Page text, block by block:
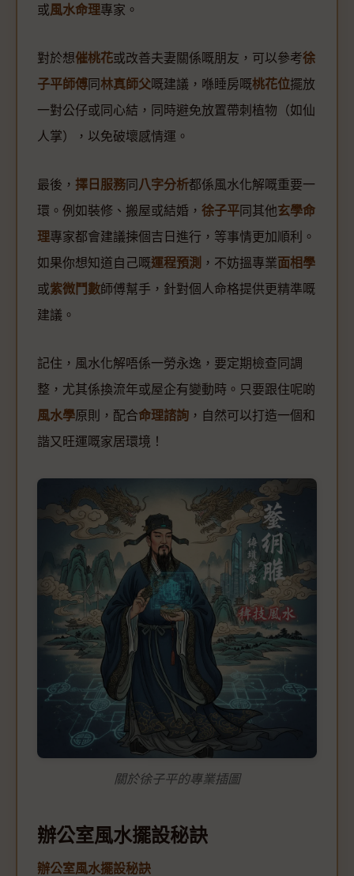
或風水命理專家。
對於想催桃花或改善夫妻關係嘅朋友，可以參考徐
子平師傅 同 林真師父嘅建議，喺睡房嘅桃花位擺放
一對公仔或同心結，同時避免放置帶刺植物（如仙
人掌），以免破壞感情運。
最後， 擇日服務 同 八字分析都係風水化解嘅重要一
環。例如裝修、搬屋或結婚， 徐子平 同其他玄學命
理專家都會建議揀個吉日進行，等事情更加順利。
如果你想知道自己嘅運程預測 ，不妨搵專業面相學
或紫微鬥數師傅幫手，針對個人命格提供更精準嘅
建議。
記住，風水化解唔係一勞永逸，要定期檢查同調
整，尤其係換流年或屋企有變動時。只要跟住呢啲
風水學原則，配合命理諮詢 ，自然可以打造一個和
諧又旺運嘅家居環境！
關於徐子平的專業插圖
辦公室風水擺設秘訣
辦公室風水擺設秘訣